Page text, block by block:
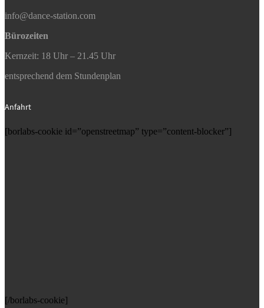
info@dance-station.com
Bürozeiten
Kernzeit: 18 Uhr – 21.45 Uhr
entsprechend dem Stundenplan
Anfahrt
[borlabs-cookie id=”openstreetmap” type=”content-blocker”]
[/borlabs-cookie]